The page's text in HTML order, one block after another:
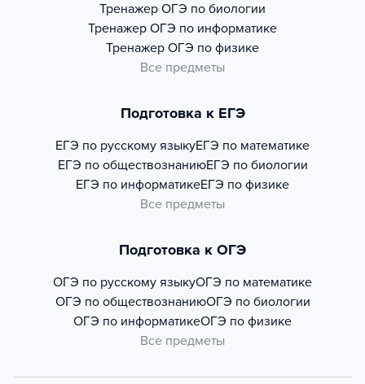
Тренажер ОГЭ по биологии
Тренажер ОГЭ по информатике
Тренажер ОГЭ по физике
Все предметы
Подготовка к ЕГЭ
ЕГЭ по русскому языкуЕГЭ по математике
ЕГЭ по обществознаниюЕГЭ по биологии
ЕГЭ по информатикеЕГЭ по физике
Все предметы
Подготовка к ОГЭ
ОГЭ по русскому языкуОГЭ по математике
ОГЭ по обществознаниюОГЭ по биологии
ОГЭ по информатикеОГЭ по физике
Все предметы